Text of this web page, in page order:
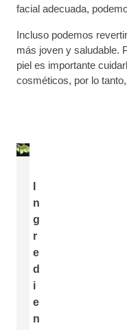
facial adecuada,
Incluso podemos
más joven y saludable.
piel es importante
cosméticos, por lo
n
g
r
e
d
i
e
n